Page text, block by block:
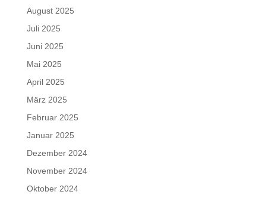
August 2025
Juli 2025
Juni 2025
Mai 2025
April 2025
März 2025
Februar 2025
Januar 2025
Dezember 2024
November 2024
Oktober 2024